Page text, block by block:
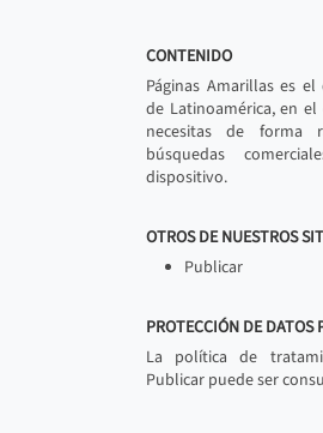
CONTENIDO
Páginas Amarillas es
de Latinoamérica, en
necesitas de forma
búsquedas
dispositivo.
OTROS DE NUESTROS
Publicar
PROTECCIÓN DE DATOS
La política de
Publicar puede ser